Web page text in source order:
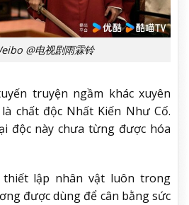
@电视剧雨霖铃
truyện ngầm khác xuyên
chất độc Nhất Kiến Như Cố.
độc này chưa từng được hóa
lập nhân vật luôn trong
được dùng để cân bằng sức